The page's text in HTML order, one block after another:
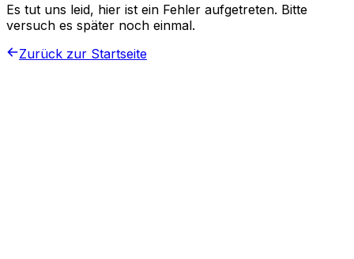
Es tut uns leid, hier ist ein Fehler aufgetreten. Bitte
versuch es später noch einmal.
Zurück zur Startseite